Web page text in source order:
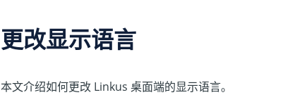
更改显示语言
本文介绍如何更改 Linkus 桌面端的显示语言。